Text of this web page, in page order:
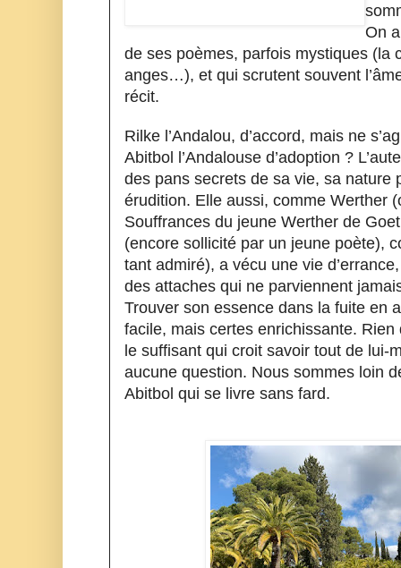
On
de ses poèmes, parfois mystiques (la
anges…), et qui scrutent souvent
récit.
Rilke l’Andalou, d’accord, mais ne
Abitbol l’Andalouse d’adoption ?
des pans secrets de sa vie, sa nature
érudition. Elle aussi, comme Werther
Souffrances du jeune Werther de
(encore sollicité par un jeune poète),
tant admiré), a vécu une vie
des attaches qui ne parviennent
Trouver son essence dans la fuite en
facile, mais certes enrichissante.
le suffisant qui croit savoir tout de lui-
aucune question. Nous sommes loin
Abitbol qui se livre sans fard.